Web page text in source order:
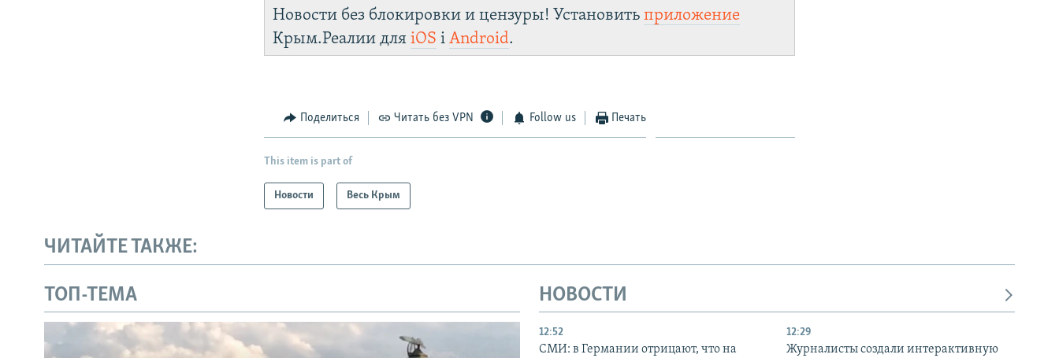
Новости без блокировки и цензуры! Установитьприложение
Крым.Реалии дляiOS іAndroid.
Поделиться Читать без VPN Follow us Печать
This item is part of
Новости Весь Крым
ЧИТАЙТЕ ТАКЖЕ:
ТОП-ТЕМА НОВОСТИ
12:52
СМИ: в Германии отрицают, что на
12:29
Журналисты создали интерактивную